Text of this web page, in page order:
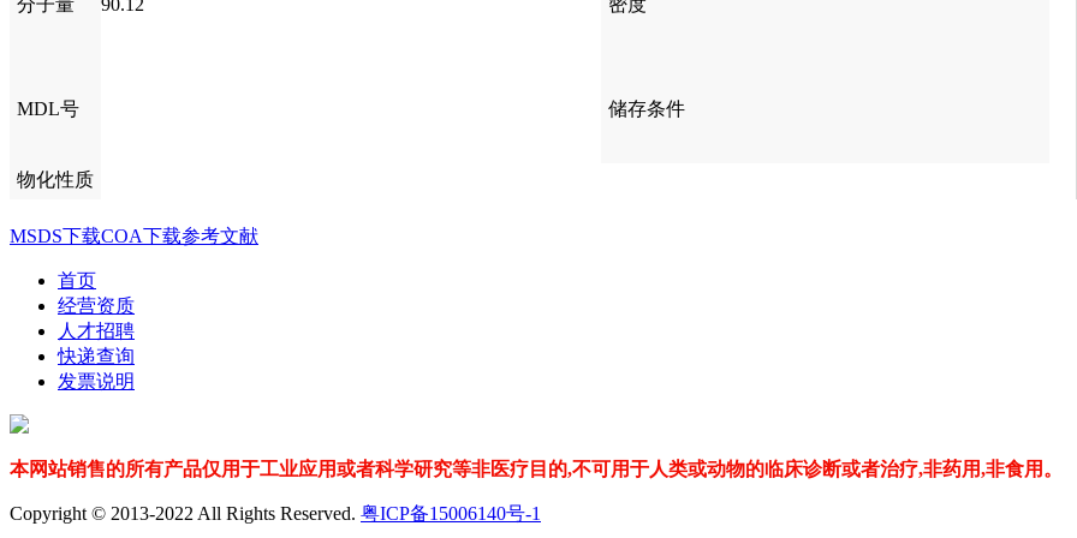
分子量 90.12 密度
MDL号 储存条件
物化性质
MSDS下载COA下载参考文献
首页
经营资质
人才招聘
快递查询
发票说明
本网站销售的所有产品仅用于工业应用或者科学研究等非医疗目的,不可用于人类或动物的临床诊断或者治疗,非药用,非食用。
Copyright © 2013-2022 All Rights Reserved. 粤ICP备15006140号-1